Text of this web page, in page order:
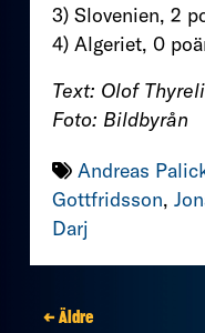
3) Slovenien, 2
4) Algeriet, 0
Text: Olof
Foto: Bildbyrån
Andreas
Gottfridsson,
Darj
← Äldre